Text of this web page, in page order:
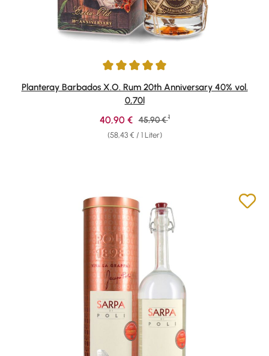
Durchschnittliche Bewertung von 4.91 von 5 Sternen
Planteray Barbados X.O. Rum 20th Anniversary 40% vol.
0,70l
(58,43 € / 1 Liter)
Verkaufspreis:
40,90 € Regulärer Preis:
45,90 € 1